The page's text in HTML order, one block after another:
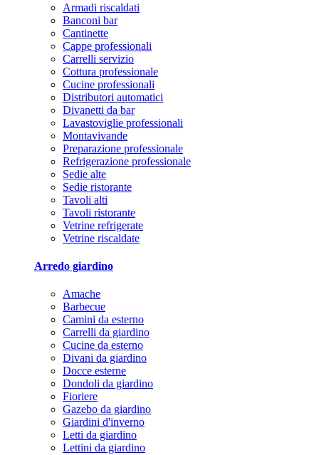
Armadi riscaldati
Banconi bar
Cantinette
Cappe professionali
Carrelli servizio
Cottura professionale
Cucine professionali
Distributori automatici
Divanetti da bar
Lavastoviglie professionali
Montavivande
Preparazione professionale
Refrigerazione professionale
Sedie alte
Sedie ristorante
Tavoli alti
Tavoli ristorante
Vetrine refrigerate
Vetrine riscaldate
Arredo giardino
Amache
Barbecue
Camini da esterno
Carrelli da giardino
Cucine da esterno
Divani da giardino
Docce esterne
Dondoli da giardino
Fioriere
Gazebo da giardino
Giardini d'inverno
Letti da giardino
Lettini da giardino